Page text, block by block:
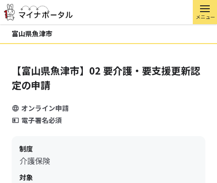
メニュー
富山県魚津市
【富山県魚津市】02 要介護・要支援更新認
定の申請
オンライン申請
電子署名必須
制度
介護保険
対象